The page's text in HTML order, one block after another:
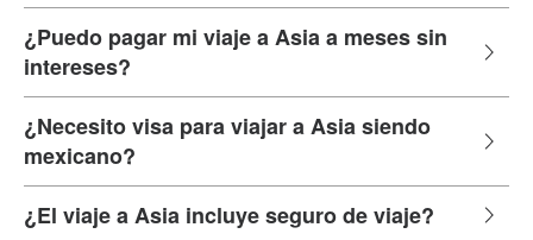
¿Puedo pagar mi viaje a Asia a meses sin
intereses?
¿Necesito visa para viajar a Asia siendo
mexicano?
¿El viaje a Asia incluye seguro de viaje?